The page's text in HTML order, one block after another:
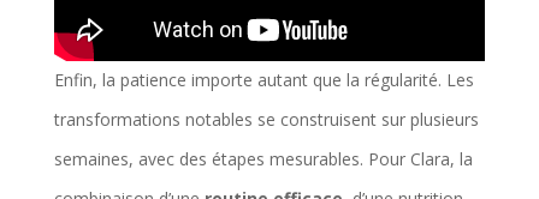
Enfin, la patience importe autant que la régularité. Les
transformations notables se construisent sur plusieurs
semaines, avec des étapes mesurables. Pour Clara, la